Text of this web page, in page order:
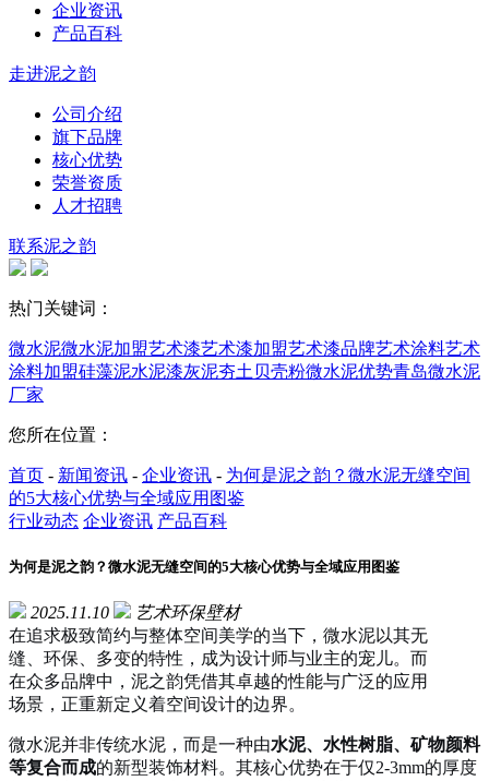
企业资讯
产品百科
走进泥之韵
公司介绍
旗下品牌
核心优势
荣誉资质
人才招聘
联系泥之韵
热门关键词：
微水泥微水泥加盟艺术漆艺术漆加盟艺术漆品牌艺术涂料艺术
涂料加盟硅藻泥水泥漆灰泥夯土 贝壳粉微水泥优势青岛微水泥
厂家
您所在位置：
首页 - 新闻资讯 - 企业资讯 - 为何是泥之韵？微水泥无缝空间
的5大核心优势与全域应用图鉴
行业动态 企业资讯 产品百科
为何是泥之韵？微水泥无缝空间的5大核心优势与全域应用图鉴
2025.11.10
艺术环保壁材
在追求极致简约与整体空间美学的当下，微水泥以其无
缝、环保、多变的特性，成为设计师与业主的宠儿。而
在众多品牌中，泥之韵凭借其卓越的性能与广泛的应用
场景，正重新定义着空间设计的边界。
微水泥并非传统水泥，而是一种由水泥、水性树脂、矿物颜料
等复合而成的新型装饰材料。其核心优势在于仅2-3mm的厚度